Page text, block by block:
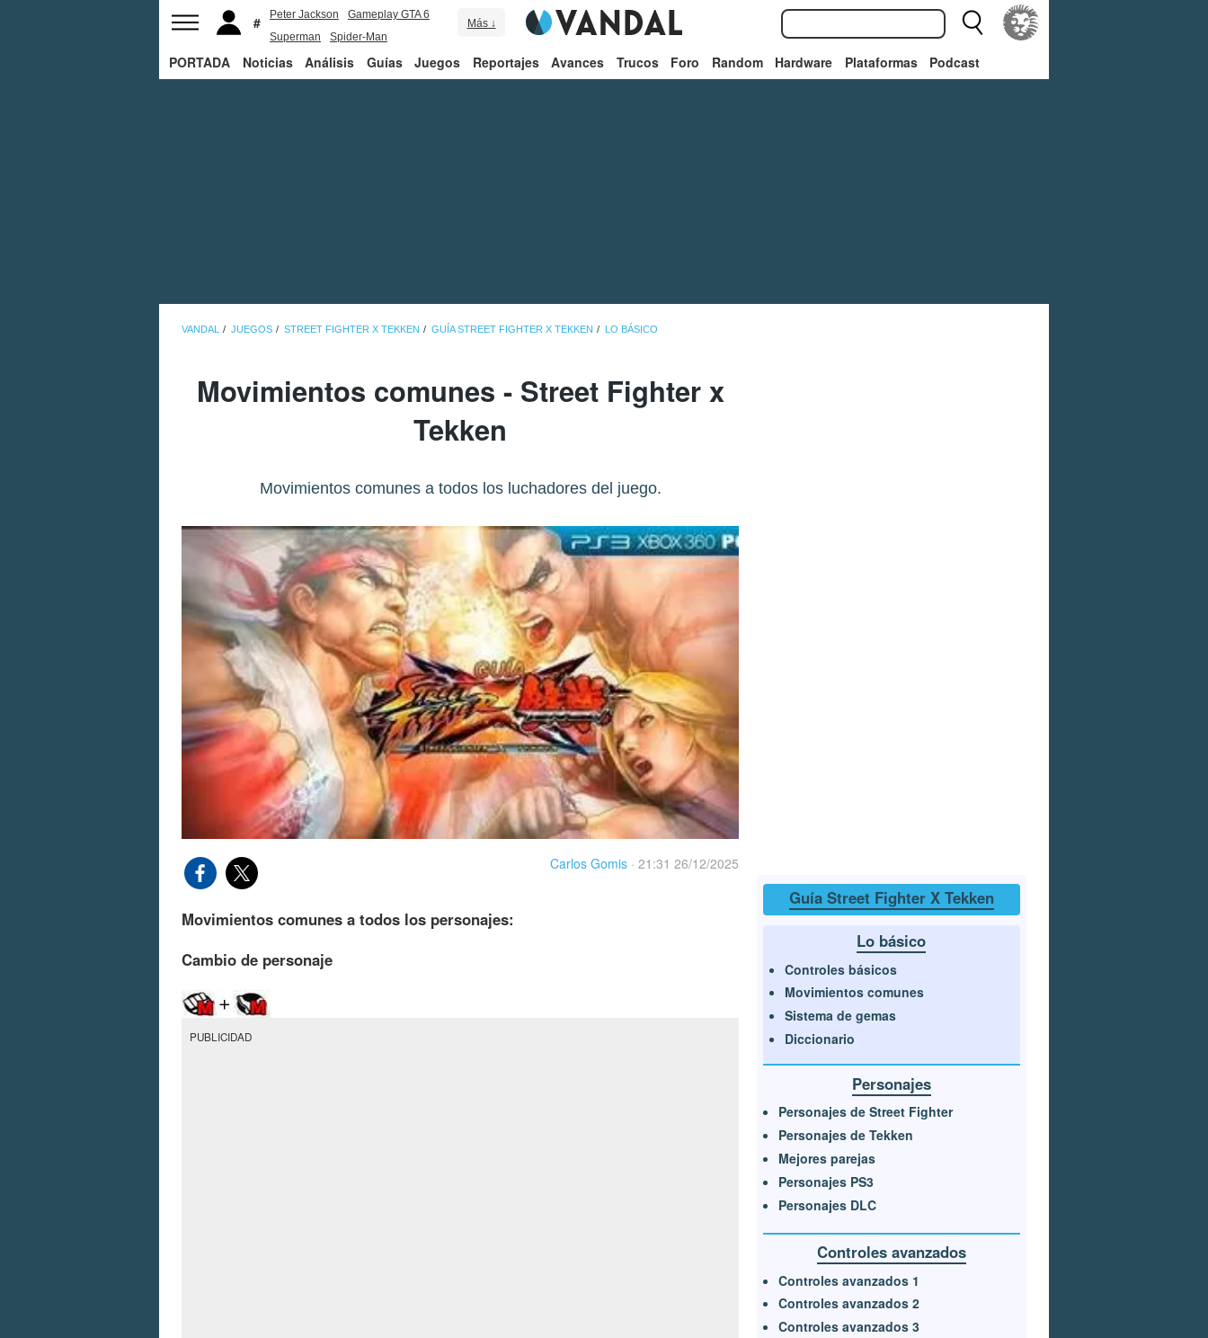
Peter Jackson
Gameplay GTA 6
Superman
Spider-Man
Más ↓
PORTADA Noticias Análisis Guías Juegos Reportajes Avances Trucos Foro Random Hardware Plataformas Podcast
VANDAL JUEGOS STREET FIGHTER X TEKKEN GUÍA STREET FIGHTER X TEKKEN LO BÁSICO
Movimientos comunes - Street Fighter x
Tekken
Movimientos comunes a todos los luchadores del juego.
Carlos Gomis · 21:31 26/12/2025
Movimientos comunes a todos los personajes:
Cambio de personaje
PUBLICIDAD
Guía Street Fighter X Tekken
Lo básico
Controles básicos
Movimientos comunes
Sistema de gemas
Diccionario
Personajes
Personajes de Street Fighter
Personajes de Tekken
Mejores parejas
Personajes PS3
Personajes DLC
Controles avanzados
Controles avanzados 1
Controles avanzados 2
Controles avanzados 3